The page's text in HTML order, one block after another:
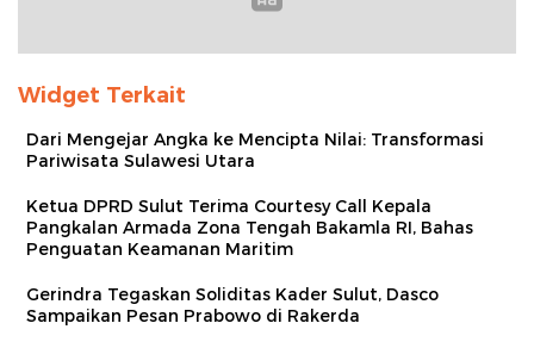
Widget Terkait
Dari Mengejar Angka ke Mencipta Nilai: Transformasi
Pariwisata Sulawesi Utara
Ketua DPRD Sulut Terima Courtesy Call Kepala
Pangkalan Armada Zona Tengah Bakamla RI, Bahas
Penguatan Keamanan Maritim
Gerindra Tegaskan Soliditas Kader Sulut, Dasco
Sampaikan Pesan Prabowo di Rakerda